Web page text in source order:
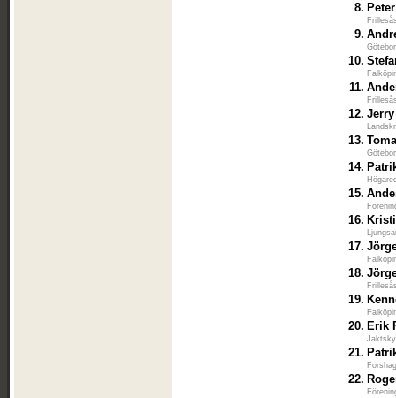
8.
9.
10.
11.
12.
13.
14.
15.
16.
17.
18.
19.
20. Erik
21.
22.